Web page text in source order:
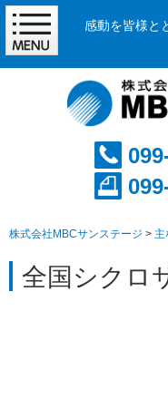
感動を皆様と
株式会社MBCサンステージ > 主
全国シクロ